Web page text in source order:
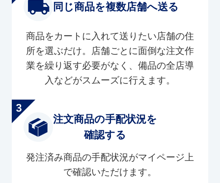
同じ商品を複数店舗へ送る
商品をカートに入れて送りたい店舗の住
所を選ぶだけ。店舗ごとに面倒な注文作
業を繰り返す必要がなく、備品の全店導
入などがスムーズに行えます。
注文商品の手配状況を
確認する
発注済み商品の手配状況がマイページ上
で確認いただけます。